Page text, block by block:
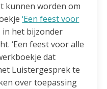
kunnen worden om
‘Een feest voor
het bijzonder
‘Een feest voor alle
dat
Luistergesprek te
over toepassing